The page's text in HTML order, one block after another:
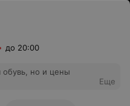
до 20:00
обувь, но и цены
Еще